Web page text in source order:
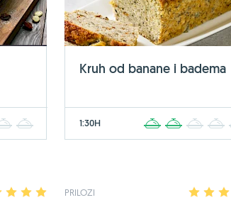
4
Kruh od banane i badema
1:30H 2 3 4
2 3 4 PRILOZI 2